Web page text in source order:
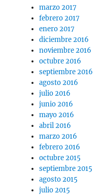
marzo 2017
febrero 2017
enero 2017
diciembre 2016
noviembre 2016
octubre 2016
septiembre 2016
agosto 2016
julio 2016
junio 2016
mayo 2016
abril 2016
marzo 2016
febrero 2016
octubre 2015
septiembre 2015
agosto 2015
julio 2015